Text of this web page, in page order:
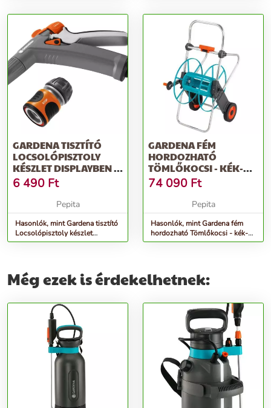
GARDENA TISZTÍTÓ
LOCSOLÓPISZTOLY
KÉSZLET DISPLAYBEN -
SZÜRKE-NARANCS
6 490 Ft
Pepita
Hasonlók, mint Gardena tisztító
Locsolópisztoly készlet
displayben - szürke-narancs
GARDENA FÉM
HORDOZHATÓ
TÖMLŐKOCSI - KÉK-
SZÜRKE
74 090 Ft
Pepita
Hasonlók, mint Gardena fém
hordozható Tömlőkocsi - kék-
szürke
Még ezek is érdekelhetnek: